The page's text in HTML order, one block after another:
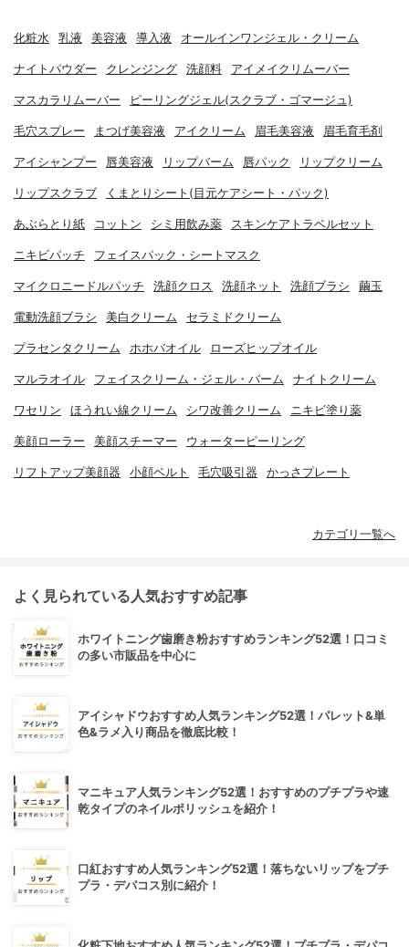
化粧水 乳液 美容液 導入液 オールインワンジェル・クリーム
ナイトパウダー クレンジング 洗顔料 アイメイクリムーバー
マスカラリムーバー ピーリングジェル(スクラブ・ゴマージュ)
毛穴スプレー まつげ美容液 アイクリーム 眉毛美容液 眉毛育毛剤
アイシャンプー 唇美容液 リップバーム 唇パック リップクリーム
リップスクラブ くまとりシート(目元ケアシート・パック)
あぶらとり紙 コットン シミ用飲み薬 スキンケアトラベルセット
ニキビパッチ フェイスパック・シートマスク
マイクロニードルパッチ 洗顔クロス 洗顔ネット 洗顔ブラシ 繭玉
電動洗顔ブラシ 美白クリーム セラミドクリーム
プラセンタクリーム ホホバオイル ローズヒップオイル
マルラオイル フェイスクリーム・ジェル・バーム ナイトクリーム
ワセリン ほうれい線クリーム シワ改善クリーム ニキビ塗り薬
美顔ローラー 美顔スチーマー ウォーターピーリング
リフトアップ美顔器 小顔ベルト 毛穴吸引器 かっさプレート
カテゴリ一覧へ
よく見られている人気おすすめ記事
ホワイトニング歯磨き粉おすすめランキング52選！口コミ
の多い市販品を中心に
アイシャドウおすすめ人気ランキング52選！パレット&単
色&ラメ入り商品を徹底比較！
マニキュア人気ランキング52選！おすすめのプチプラや速
乾タイプのネイルポリッシュを紹介！
口紅おすすめ人気ランキング52選！落ちないリップをプチ
プラ・デパコス別に紹介！